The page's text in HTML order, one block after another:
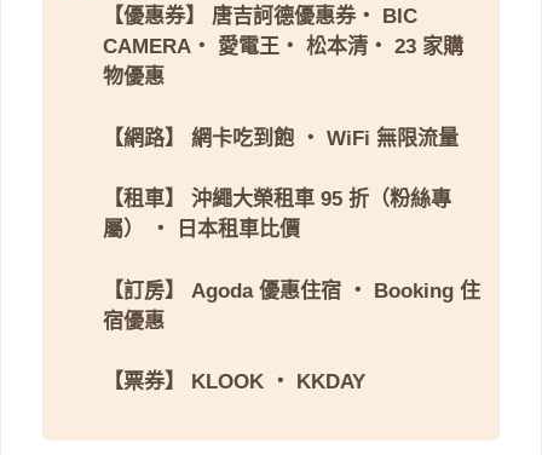
【優惠券】
唐吉訶德優惠券・
BIC
CAMERA ・ 愛電王 ・ 松本清 ・ 23 家購
物優惠
【網路】 網卡吃到飽 ・ WiFi 無限流量
【租車】
沖繩大榮租車 95 折（粉絲專
屬）
・ 日本租車比價
【訂房】 Agoda 優惠住宿 ・ Booking 住
宿優惠
【票券】 KLOOK ・ KKDAY